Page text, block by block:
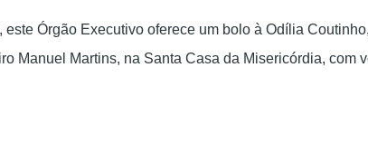
este Órgão Executivo oferece um bolo à Odília
Manuel Martins, na Santa Casa da Misericórdia, com